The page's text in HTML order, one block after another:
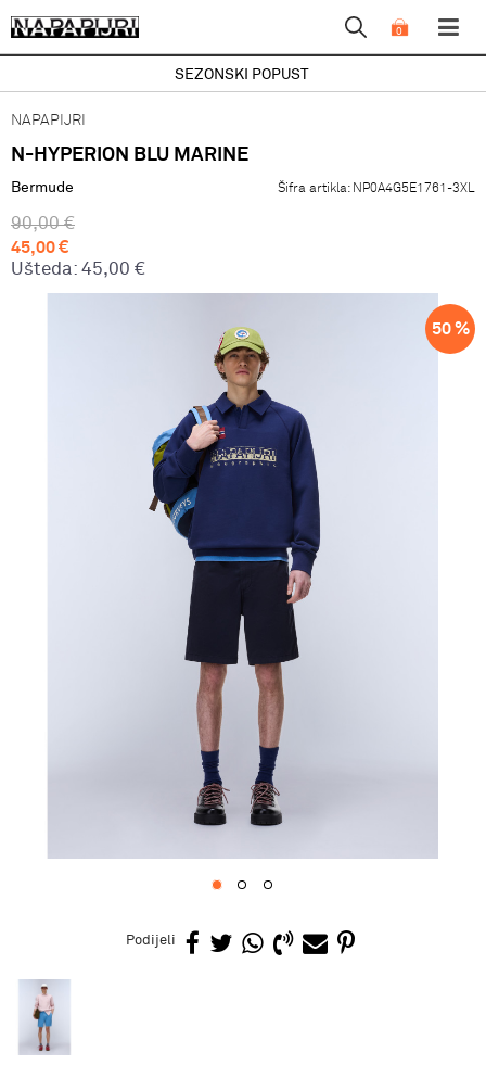
0
SEZONSKI POPUST
NAPAPIJRI
N-HYPERION BLU MARINE
Bermude Šifra artikla: NP0A4G5E1761-3XL
90,00 €
45,00€
Ušteda: 45,00 €
50 %
Podijeli